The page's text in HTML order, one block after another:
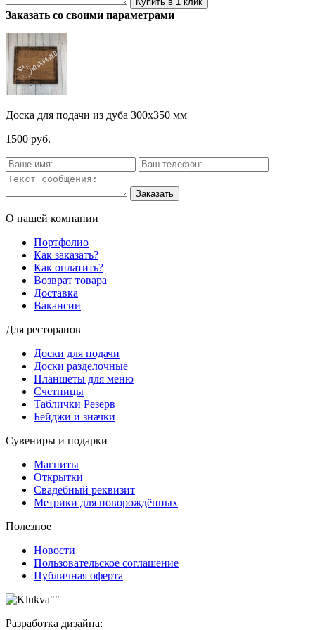
Заказать со своими параметрами
Доска для подачи из дуба 300х350 мм
1500 руб.
О нашей компании
Портфолио
Как заказать?
Как оплатить?
Возврат товара
Доставка
Вакансии
Для ресторанов
Доски для подачи
Доски разделочные
Планшеты для меню
Счетницы
Таблички Резерв
Бейджи и значки
Сувениры и подарки
Магниты
Открытки
Свадебный реквизит
Метрики для новорождённых
Полезное
Новости
Пользовательское соглашение
Публичная оферта
Разработка дизайна: